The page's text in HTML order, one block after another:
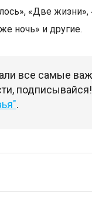
«Две жизни»,
ночь» и другие.
все самые
подписывайся!
.